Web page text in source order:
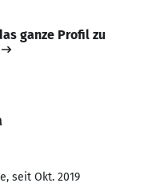
ganze Profil zu
seit Okt. 2019